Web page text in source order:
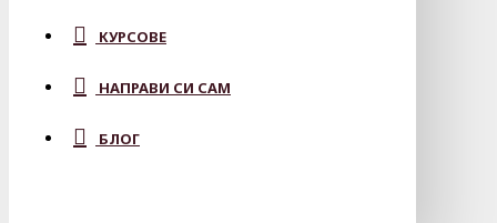
КУРСОВЕ
НАПРАВИ СИ САМ
БЛОГ